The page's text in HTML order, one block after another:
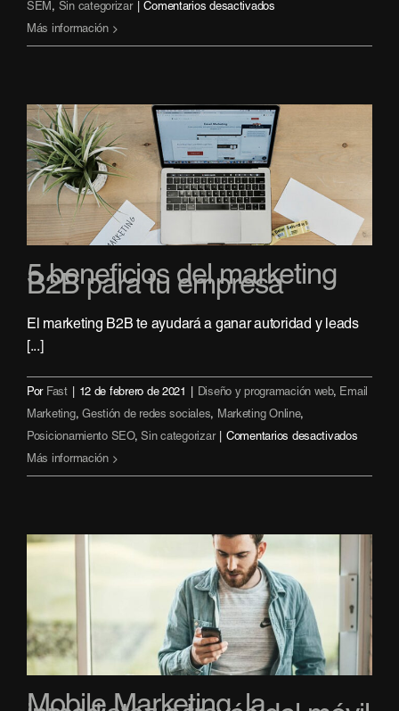
SEM , Sin categorizar Comentarios desactivadosen
con
el
Inbound
Marketing
Más información
5 beneficios del marketing
B2B para tu empresa
El marketing B2B te ayudará a ganar autoridad y leads
[...]
Por Fast 12 de febrero de 2021 Diseño y programación web, Email
Marketing,Gestión de redes sociales, Marketing Online,
Posicionamiento SEO,Sin categorizar Comentarios desactivadosen
B2B
para
empresa
Más información